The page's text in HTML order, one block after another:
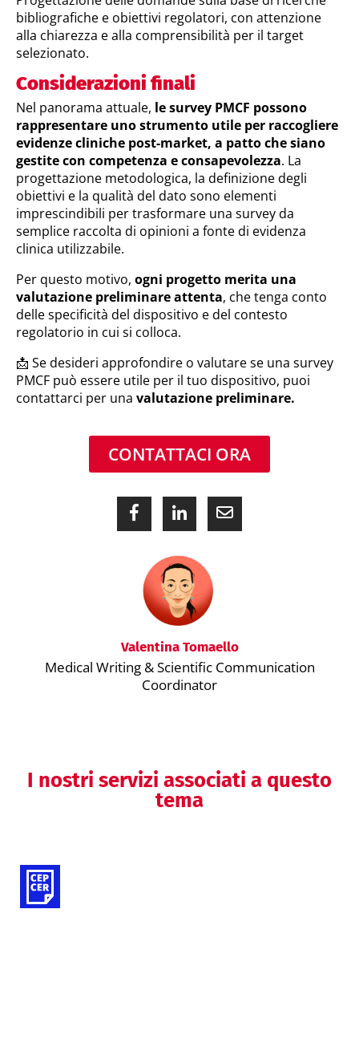
bibliografiche e obiettivi regolatori, con attenzione
alla chiarezza e alla comprensibilità per il target
selezionato.
Considerazioni finali
Nel panorama attuale, le survey PMCF possono
rappresentare uno strumento utile per raccogliere
evidenze cliniche post-market, a patto che siano
gestite con competenza e consapevolezza. La
progettazione metodologica, la definizione degli
obiettivi e la qualità del dato sono elementi
imprescindibili per trasformare una survey da
semplice raccolta di opinioni a fonte di evidenza
clinica utilizzabile.
Per questo motivo, ogni progetto merita una
valutazione preliminare attenta, che tenga conto
delle specificità del dispositivo e del contesto
regolatorio in cui si colloca.
📩 Se desideri approfondire o valutare se una survey
PMCF può essere utile per il tuo dispositivo, puoi
contattarci per una valutazione preliminare.
CONTATTACI ORA
Valentina Tomaello
Medical Writing & Scientific Communication
Coordinator
I nostri servizi associati a questo
tema